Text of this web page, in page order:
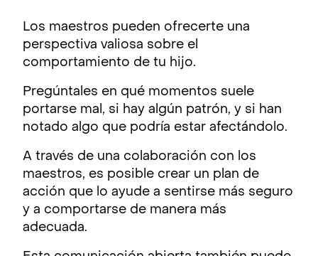
Los maestros pueden ofrecerte una
perspectiva valiosa sobre el
comportamiento de tu hijo.
Pregúntales en qué momentos suele
portarse mal, si hay algún patrón, y si han
notado algo que podría estar afectándolo.
A través de una colaboración con los
maestros, es posible crear un plan de
acción que lo ayude a sentirse más seguro
y a comportarse de manera más
adecuada.